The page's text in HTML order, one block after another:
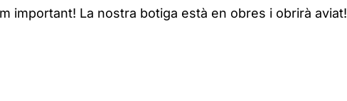
important! La nostra botiga està en obres i obrirà aviat!